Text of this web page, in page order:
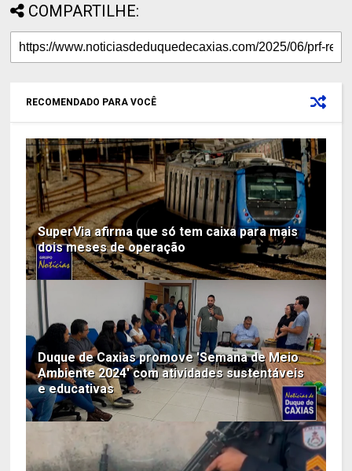
COMPARTILHE:
RECOMENDADO PARA VOCÊ
SuperVia afirma que só tem caixa para mais
dois meses de operação
Duque de Caxias promove 'Semana de Meio
Ambiente 2024' com atividades sustentáveis
e educativas